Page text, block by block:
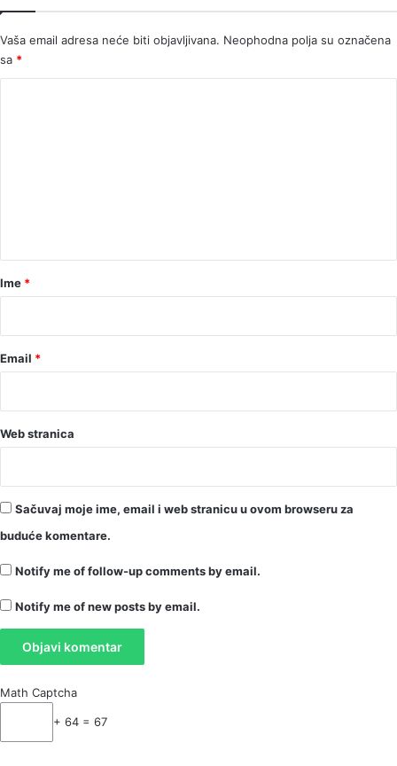
I
kojima
Vaša email adresa neće biti objavljivana. Neophodna polja su označena
sa *
rIme *
Email *
Web stranica
Sačuvaj moje ime, email i web stranicu u ovom browseru za
buduće komentare.
Notify me of follow-up comments by email.
Notify me of new posts by email.
Math Captcha
+ 64 = 67